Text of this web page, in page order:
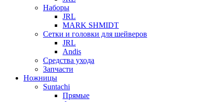
Наборы
JRL
MARK SHMIDT
Сетки и головки для шейверов
JRL
Andis
Средства ухода
Запчасти
Ножницы
Suntachi
Прямые